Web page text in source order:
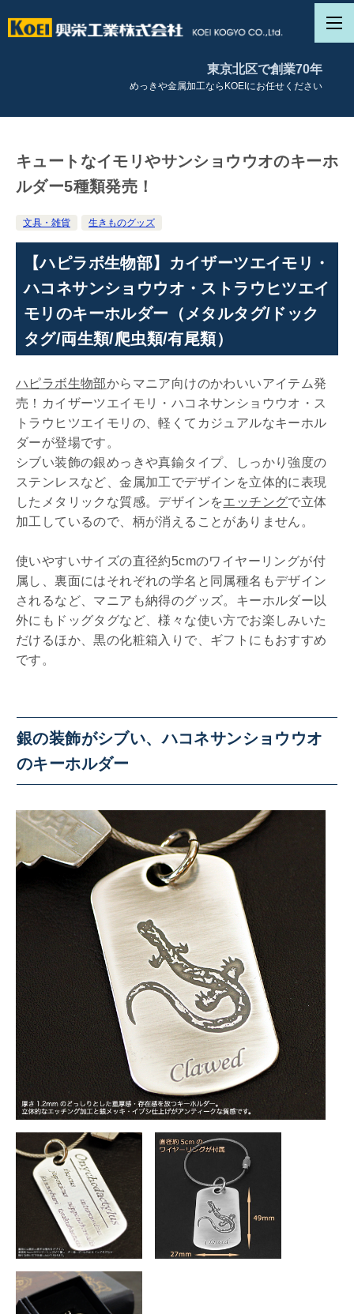
東京北区で創業70年
めっきや金属加工ならKOEIにお任せください
キュートなイモリやサンショウウオのキーホ
ルダー5種類発売！
文具・雑貨 生きものグッズ
【ハピラボ生物部】カイザーツエイモリ・
ハコネサンショウウオ・ストラウヒツエイ
モリのキーホルダー（メタルタグ/ドック
タグ/両生類/爬虫類/有尾類）
ハピラボ生物部からマニア向けのかわいいアイテム発
売！カイザーツエイモリ・ハコネサンショウウオ・ス
トラウヒツエイモリの、軽くてカジュアルなキーホル
ダーが登場です。
シブい装飾の銀めっきや真鍮タイプ、しっかり強度の
ステンレスなど、金属加工でデザインを立体的に表現
したメタリックな質感。デザインをエッチングで立体
加工しているので、柄が消えることがありません。
使いやすいサイズの直径約5cmのワイヤーリングが付
属し、裏面にはそれぞれの学名と同属種名もデザイン
されるなど、マニアも納得のグッズ。キーホルダー以
外にもドッグタグなど、様々な使い方でお楽しみいた
だけるほか、黒の化粧箱入りで、ギフトにもおすすめ
です。
銀の装飾がシブい、ハコネサンショウウオ
のキーホルダー